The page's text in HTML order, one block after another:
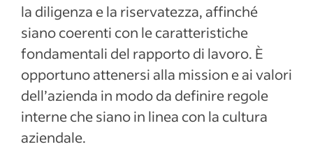
la diligenza e la riservatezza, affinché
siano coerenti con le caratteristiche
fondamentali del rapporto di lavoro. È
opportuno attenersi alla mission e ai valori
dell’azienda in modo da definire regole
interne che siano in linea con la cultura
aziendale.